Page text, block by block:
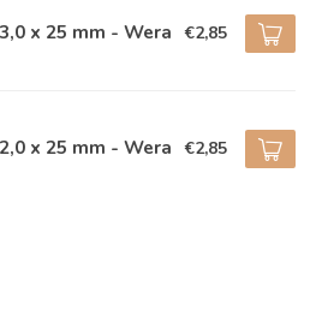
x 25 mm - Wera €2,85
x 25 mm - Wera €2,85